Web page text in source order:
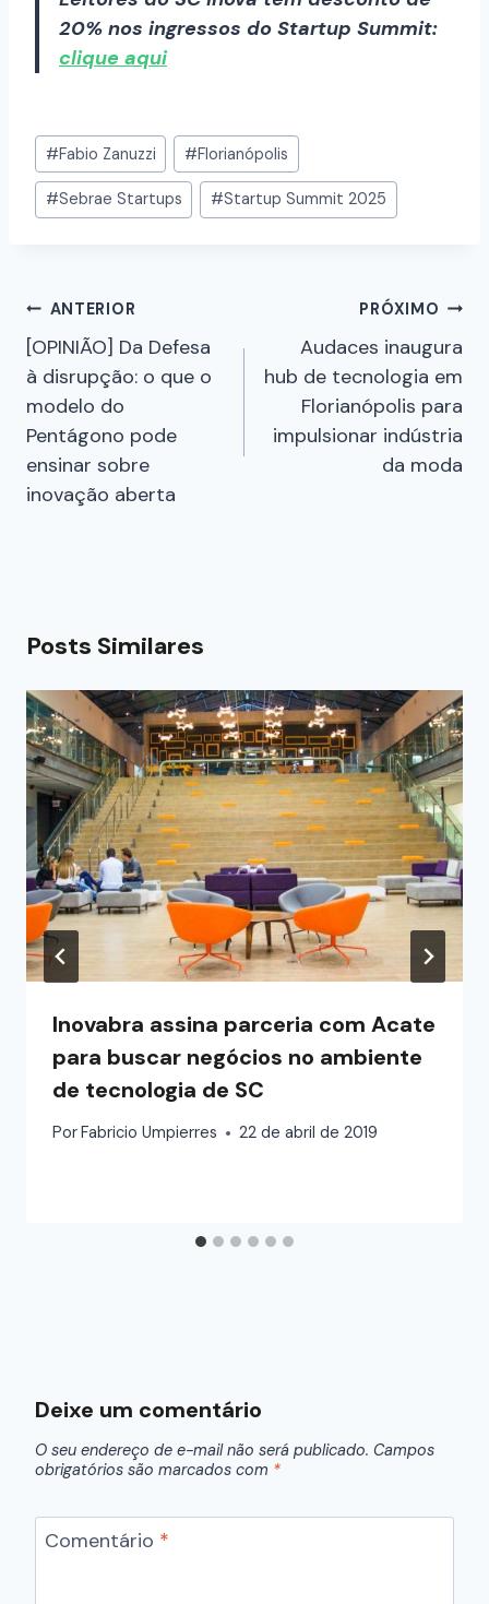
20% nos ingressos do Startup Summit:
clique aqui
#Fabio Zanuzzi #Florianópolis
#Sebrae Startups #Startup Summit 2025
ANTERIOR
[OPINIÃO] Da Defesa
à disrupção: o que o
modelo do
Pentágono pode
ensinar sobre
inovação aberta
PRÓXIMO
Audaces inaugura
hub de tecnologia em
Florianópolis para
impulsionar indústria
da moda
Posts Similares
Inovabra assina parceria com Acate
para buscar negócios no ambiente
de tecnologia de SC
PorFabricio Umpierres 22 de abril de 2019
Deixe um comentário
O seu endereço de e-mail não será publicado. Campos
obrigatórios são marcados com *
Comentário *